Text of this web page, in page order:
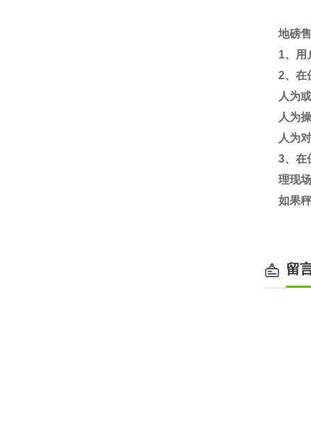
地磅
1、用
2、在
人为
人为
人为
3、在
理现
如果
留